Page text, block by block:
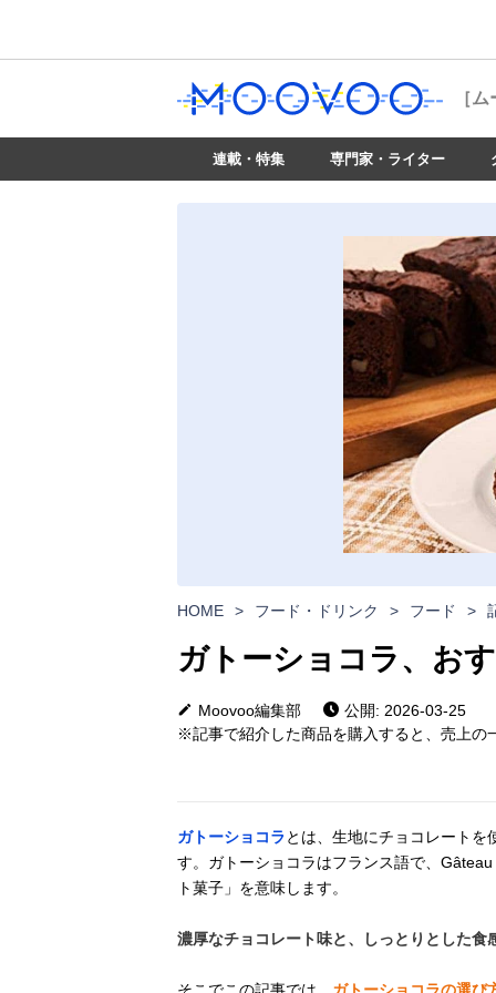
［
連載・特集 専門家・ライター
HOME > フード・ドリンク > フード >
ガトーショコラ、お
Moovoo編集部
公開: 2026-03-25
※記事で紹介した商品を購入すると、売上の
ガトーショコラとは、生地にチョコレートを
す。ガトーショコラはフランス語で、
ト菓子」を意味します。
濃厚なチョコレート味と、しっとりとした食
そこでこの記事では、 ガトーショコラの選び